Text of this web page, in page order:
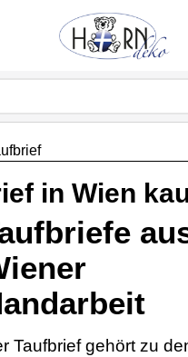
in Wien
Taufbrief gehört zu